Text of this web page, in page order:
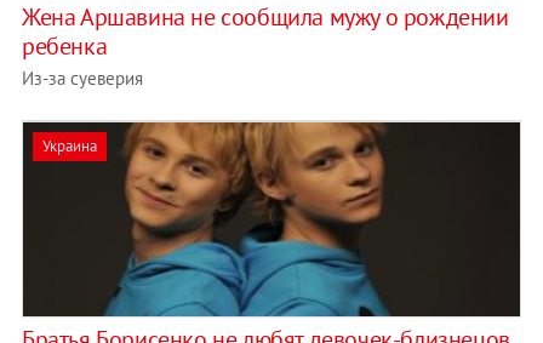
Жена Аршавина не сообщила мужу о рождении
ребенка
Из-за суеверия
Украина